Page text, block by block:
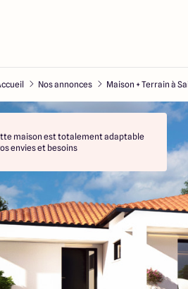
Nos annonces Maison + Terrain à
maison est totalement adaptable
envies et besoins